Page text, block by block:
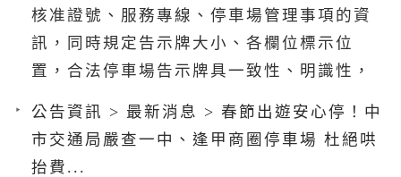
核准證號、服務專線、停車場管理事項的資
訊，同時規定告示牌大小、各欄位標示位
置，合法停車場告示牌具一致性、明識性，
公告資訊 > 最新消息 > 春節出遊安心停！中
市交通局嚴查一中、逢甲商圈停車場 杜絕哄
抬費...